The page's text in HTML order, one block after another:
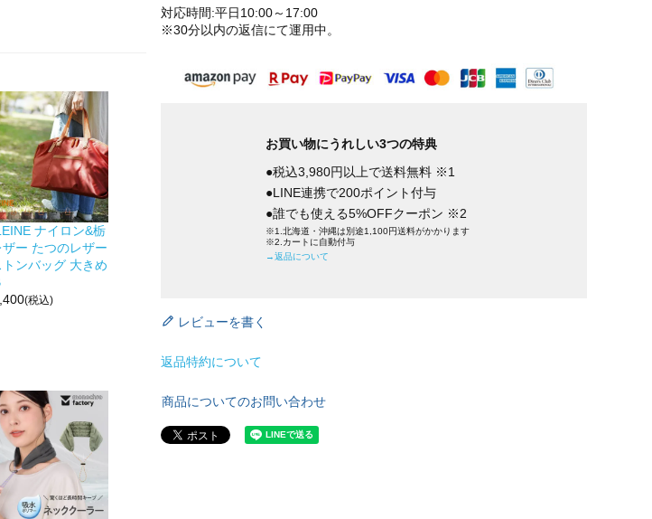
ナイロン&栃
ー たつのレザー
ンバッグ 大きめ
(税込)
対応時間:平日10:00～17:00
※30分以内の返信にて運用中。
お買い物にうれしい3つの特典
●税込3,980円以上で送料無料 ※1
●LINE連携で200ポイント付与
●誰でも使える5%OFFクーポン ※2
※1.北海道・沖縄は別途1,100円送料がかかります
※2.カートに自動付与
→返品について
レビューを書く
返品特約について
商品についてのお問い合わせ